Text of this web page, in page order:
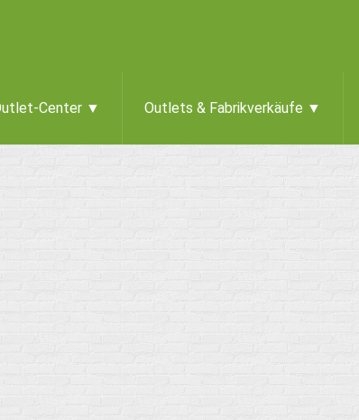
Center ▼ Outlets & Fabrikverkäufe ▼